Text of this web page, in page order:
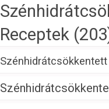
Receptek
Szénhidrátcsökkentett